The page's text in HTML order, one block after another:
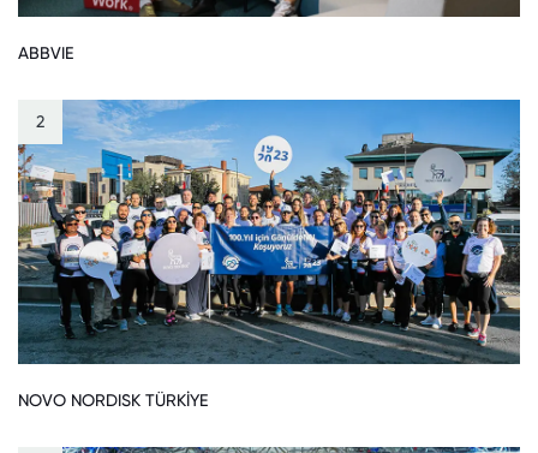
ABBVIE
2
NOVO NORDISK TÜRKİYE